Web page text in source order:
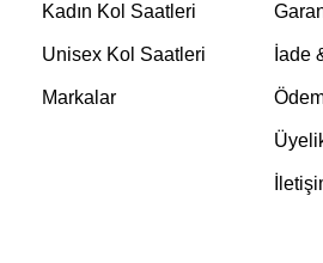
Kadın Kol Saatleri
Unisex Kol Saatleri
Markalar
İade